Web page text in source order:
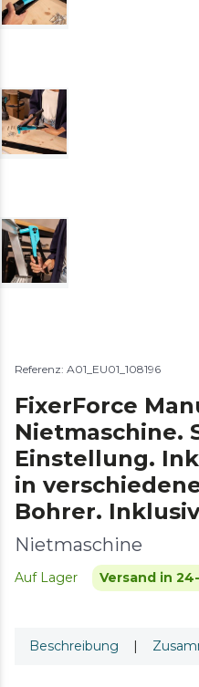
Referenz: A01_EU01_108196
FixerForce
Nietmaschine.
Einstellung.
in
Bohrer.
Nietmaschine
Auf Lager Versand in
Beschreibung |